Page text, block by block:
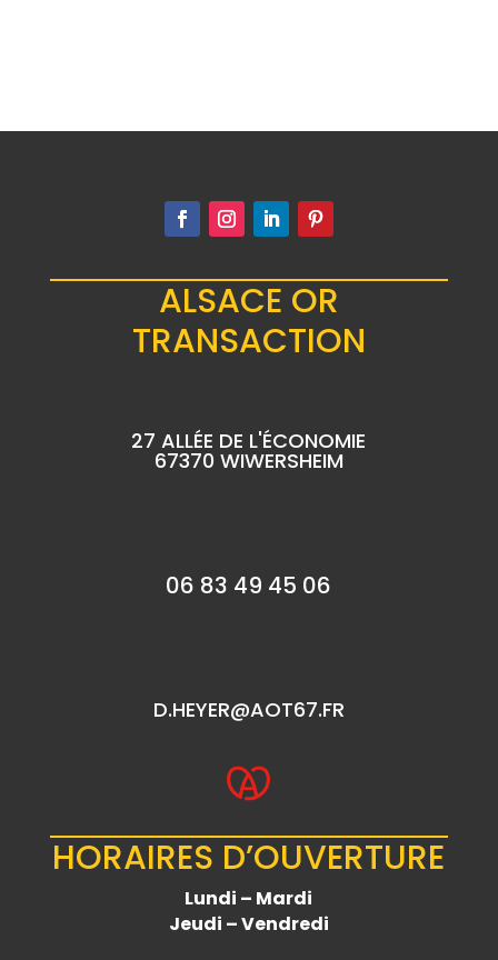
ALSACE OR
TRANSACTION
27 ALLÉE DE L'ÉCONOMIE
67370 WIWERSHEIM
06 83 49 45 06
D.HEYER@AOT67.FR
HORAIRES D’OUVERTURE
Lundi – Mardi
Jeudi – Vendredi